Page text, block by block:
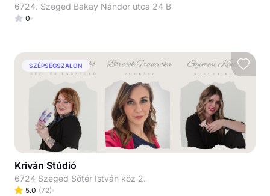
6724. Szeged Bakay Nándor utca 24 B
0
SZÉPSÉGSZALON
Kriván Stúdió
6724 Szeged Sőtér István köz 2.
5.0 (72)